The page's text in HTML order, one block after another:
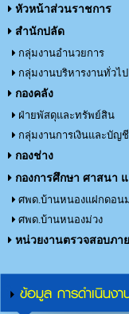
หัวหน้าส่วนราชการ
สำนักปลัด
กลุ่มงานอำนวยการ
กลุ่มงานบริหารงานทั่วไป
กองคลัง
ฝ่ายพัสดุและทรัพย์สิน
กลุ่มงานการเงินและบัญชี
กองช่าง
กองการศึกษา ศาสนา
ศพด.บ้านหนองแฝกดอน
ศพด.บ้านหนองม่วง
หน่วยงานตรวจสอบภา
ข้อมูล การดำเนินงา